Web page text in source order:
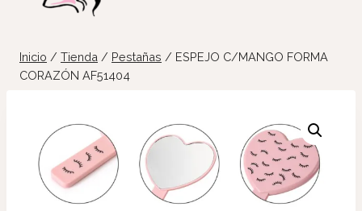
Inicio / Tienda / Pestañas / ESPEJO C/MANGO FORMA
CORAZÓN AF51404